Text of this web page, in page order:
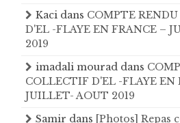
Kaci dans COMPTE
D'EL -FLAYE EN FRANCE –
2019
imadali mourad dans
COLLECTIF D'EL -FLAYE EN
JUILLET- AOUT 2019
Samir dans [Photos] Repas